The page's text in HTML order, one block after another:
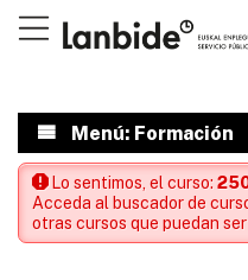
Menú: Formación
Lo sentimos, el curso:
Acceda al buscador de
otras cursos que puedan